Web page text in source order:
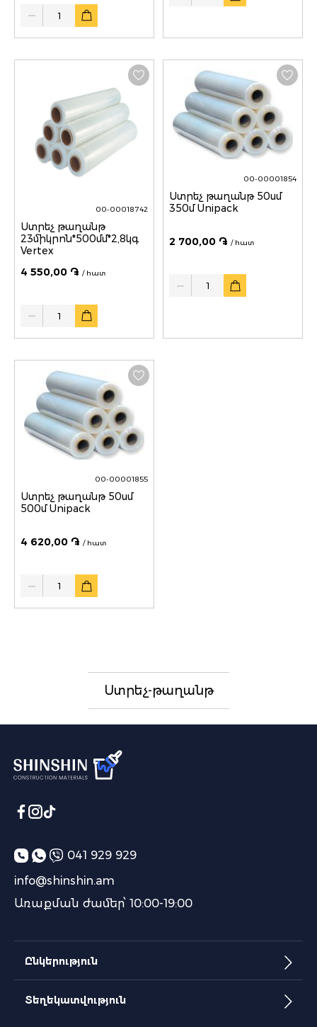
Quantity
00-00018742
Ստրեչ թաղանթ
23միկրոն*500մմ*2,8կգ
Vertex
4 550,00 ֏ / հատ
Quantity
00-00001854
Ստրեչ թաղանթ 50սմ
350մ Unipack
2 700,00 ֏ / հատ
Quantity
00-00001855
Ստրեչ թաղանթ 50սմ
500մ Unipack
4 620,00 ֏ / հատ
Quantity
Ստրեչ-թաղանթ
041 929 929
info@shinshin.am
Առաքման ժամեր՝ 10:00-19:00
Ընկերություն
Տեղեկատվություն